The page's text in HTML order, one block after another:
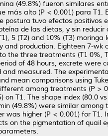
(49.8%) fueron similares
más alto (P < 0.001) para
postura tuvo efectos
de las dietas, y sin
5 (T2) and 10% (T3)
production. Eighteen 7-
the three treatments (T1
of 48 hours, excrete were
measured. The
mean comparisons using
among treatments (P >
on T1. The shape index (80.0
(49.8%) were similar
was higher (P < 0.001) for
on the pigmentation of quail